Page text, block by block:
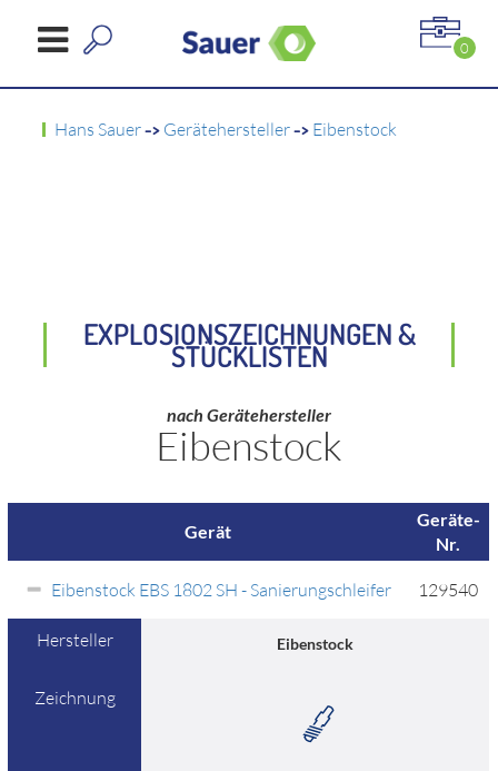
0
Hans Sauer-> Gerätehersteller-> Eibenstock
EXPLOSIONSZEICHNUNGEN &
STÜCKLISTEN
nach Gerätehersteller
Eibenstock
Gerät
Geräte-
Nr.
Eibenstock EBS 1802 SH - Sanierungschleifer 129540
Hersteller Eibenstock
Zeichnung